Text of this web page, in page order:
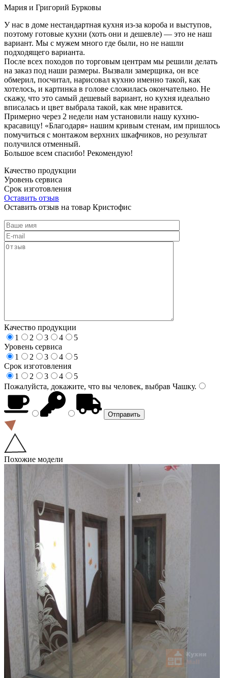
Мария и Григорий Бурковы
У нас в доме нестандартная кухня из-за короба и выступов,
поэтому готовые кухни (хоть они и дешевле) — это не наш
вариант. Мы с мужем много где были, но не нашли
подходящего варианта.
После всех походов по торговым центрам мы решили делать
на заказ под наши размеры. Вызвали замерщика, он все
обмерил, посчитал, нарисовал кухню именно такой, как
хотелось, и картинка в голове сложилась окончательно. Не
скажу, что это самый дешевый вариант, но кухня идеально
вписалась и цвет выбрала такой, как мне нравится.
Примерно через 2 недели нам установили нашу кухню-
красавицу! «Благодаря» нашим кривым стенам, им пришлось
помучиться с монтажом верхних шкафчиков, но результат
получился отменный.
Большое всем спасибо! Рекомендую!
Качество продукции
Уровень сервиса
Срок изготовления
Оставить отзыв
Оставить отзыв на товар Кристофис
Качество продукции
1
2 3 4
5
Уровень сервиса
1
2 3 4
5
Срок изготовления
1
2 3 4
5
Пожалуйста, докажите, что вы человек, выбрав Чашку.
Похожие модели